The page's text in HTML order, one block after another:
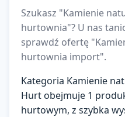
Koszyk
Zaloguj się
Załóż konto
KATEGORIE
Szukasz "Kamienie
hurtownia"? U nas
sprawdź ofertę
hurtownia import".
Kategoria Kamienie
Hurt obejmuje 1
hurtowym, z szybka